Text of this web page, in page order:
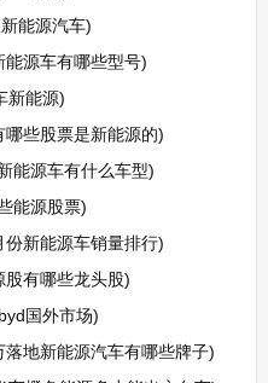
能源汽车)
源车有哪些型号)
新能源)
些股票是新能源的)
能源车有什么车型)
能源股票)
新能源车销量排行)
有哪些龙头股)
国外市场)
地新能源汽车有哪些牌子)